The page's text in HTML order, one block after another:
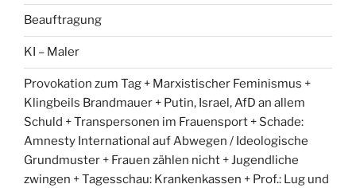
Beauftragung
KI – Maler
Provokation zum Tag + Marxistischer Feminismus +
Klingbeils Brandmauer + Putin, Israel, AfD an allem
Schuld + Transpersonen im Frauensport + Schade:
Amnesty International auf Abwegen / Ideologische
Grundmuster + Frauen zählen nicht + Jugendliche
zwingen + Tagesschau: Krankenkassen + Prof.: Lug und